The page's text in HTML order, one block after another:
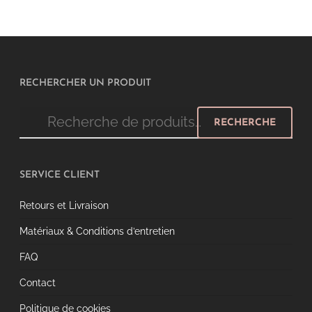
RECHERCHER UN PRODUIT
RECHERCHE
SERVICE CLIENT
Retours et Livraison
Matériaux & Conditions d’entretien
FAQ
Contact
Politique de cookies